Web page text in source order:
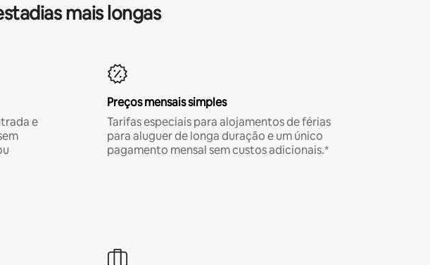
mais longas
e
Preços mensais simples
Tarifas especiais para alojamentos de férias
para aluguer de longa duração e um único
pagamento mensal sem custos adicionais.*